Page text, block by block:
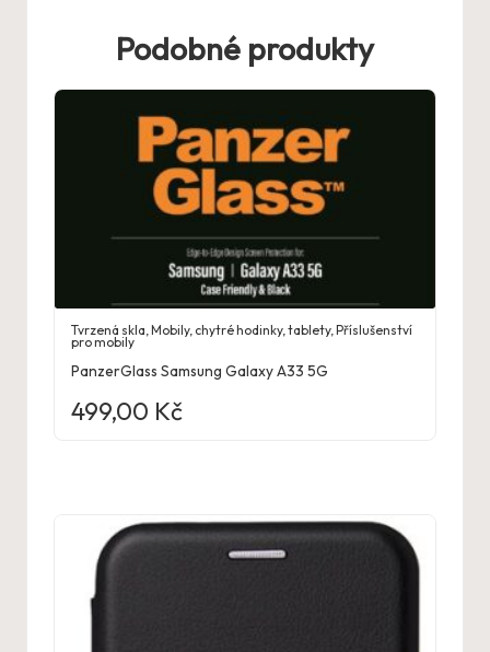
Podobné produkty
Tvrzená skla ,Mobily, chytré hodinky, tablety,Příslušenství
pro mobily
PanzerGlass Samsung Galaxy A33 5G
499,00 Kč